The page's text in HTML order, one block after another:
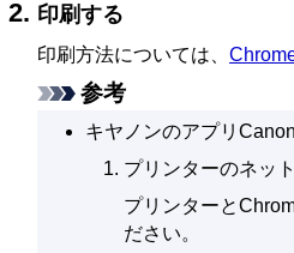
印刷する
印刷方法については、
参考
キヤノンのアプリ
プリンターのネッ
プリンターと
ださい。